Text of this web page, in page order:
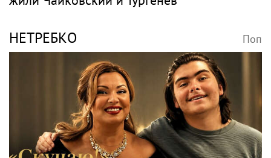
Игорь Бутман планирует концерты в
Бразилии и Никарагуа в этом году
Классика